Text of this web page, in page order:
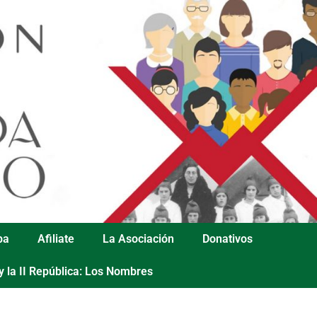
Afiliate La Asociación Donativos
la II República: Los Nombres